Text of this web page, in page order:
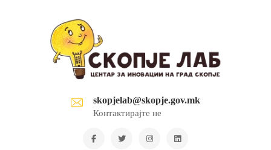
skopjelab@skopje.gov.mk
Контактирајте не